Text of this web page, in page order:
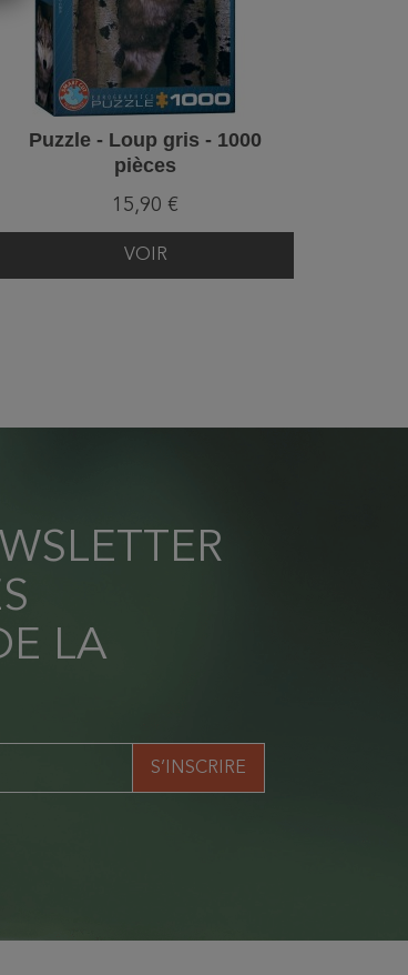
Puzzle - Loup gris - 1000
pièces
15,90 €
VOIR
LA